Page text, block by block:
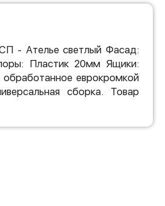
- Ателье светлый Фасад:
Пластик 20мм Ящики:
еврокромкой
сборка. Товар